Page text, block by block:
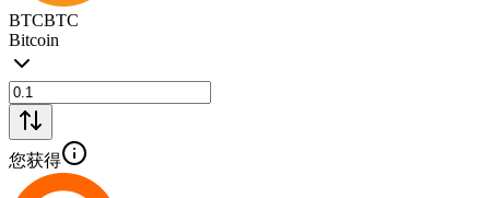
BTCBTC
Bitcoin
您获得